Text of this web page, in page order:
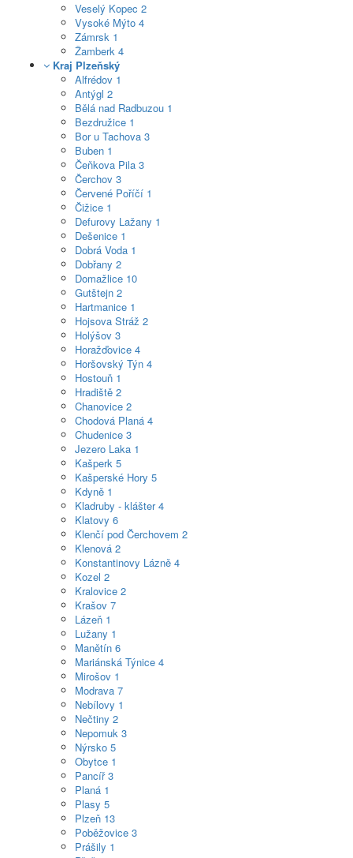
Veselý Kopec 2
Vysoké Mýto 4
Zámrsk 1
Žamberk 4
Kraj Plzeňský
Alfrédov 1
Antýgl 2
Bělá nad Radbuzou 1
Bezdružice 1
Bor u Tachova 3
Buben 1
Čeňkova Pila 3
Čerchov 3
Červené Poříčí 1
Čižice 1
Defurovy Lažany 1
Dešenice 1
Dobrá Voda 1
Dobřany 2
Domažlice 10
Gutštejn 2
Hartmanice 1
Hojsova Stráž 2
Holýšov 3
Horažďovice 4
Horšovský Týn 4
Hostouň 1
Hradiště 2
Chanovice 2
Chodová Planá 4
Chudenice 3
Jezero Laka 1
Kašperk 5
Kašperské Hory 5
Kdyně 1
Kladruby - klášter4
Klatovy 6
Klenčí pod Čerchovem 2
Klenová 2
Konstantinovy Lázně 4
Kozel 2
Kralovice 2
Krašov 7
Lázeň 1
Lužany 1
Manětín 6
Mariánská Týnice 4
Mirošov 1
Modrava 7
Nebílovy 1
Nečtiny 2
Nepomuk 3
Nýrsko 5
Obytce 1
Pancíř3
Planá 1
Plasy 5
Plzeň 13
Poběžovice 3
Prášily 1